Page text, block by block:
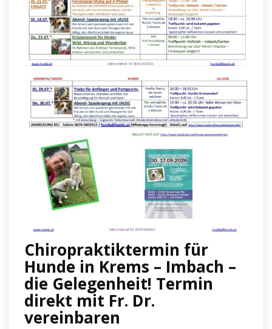
Chiropraktiktermin für
Hunde in Krems – Imbach –
die Gelegenheit! Termin
direkt mit Fr. Dr.
vereinbaren